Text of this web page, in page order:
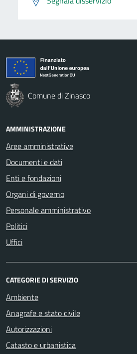
Comune di Zinasco
AMMINISTRAZIONE
Aree amministrative
Documenti e dati
Enti e fondazioni
Organi di governo
Personale amministrativo
Politici
Uffici
CATEGORIE DI SERVIZIO
Ambiente
Anagrafe e stato civile
Autorizzazioni
Catasto e urbanistica